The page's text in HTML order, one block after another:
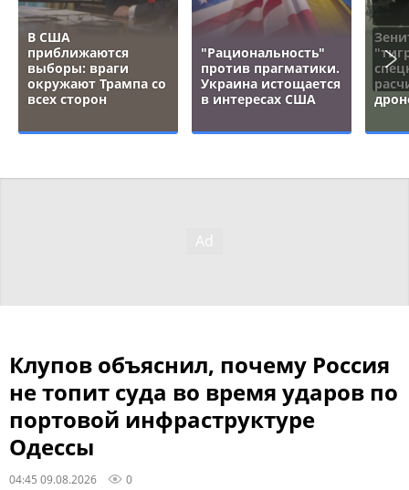
В США
приближаются
выборы: враги
окружают Трампа со
всех сторон
"Рациональность"
против прагматики.
Украина истощается
в интересах США
Клупов объяснил, почему Россия
не топит суда во время ударов по
портовой инфраструктуре
Одессы
04:45 09.08.2026 0